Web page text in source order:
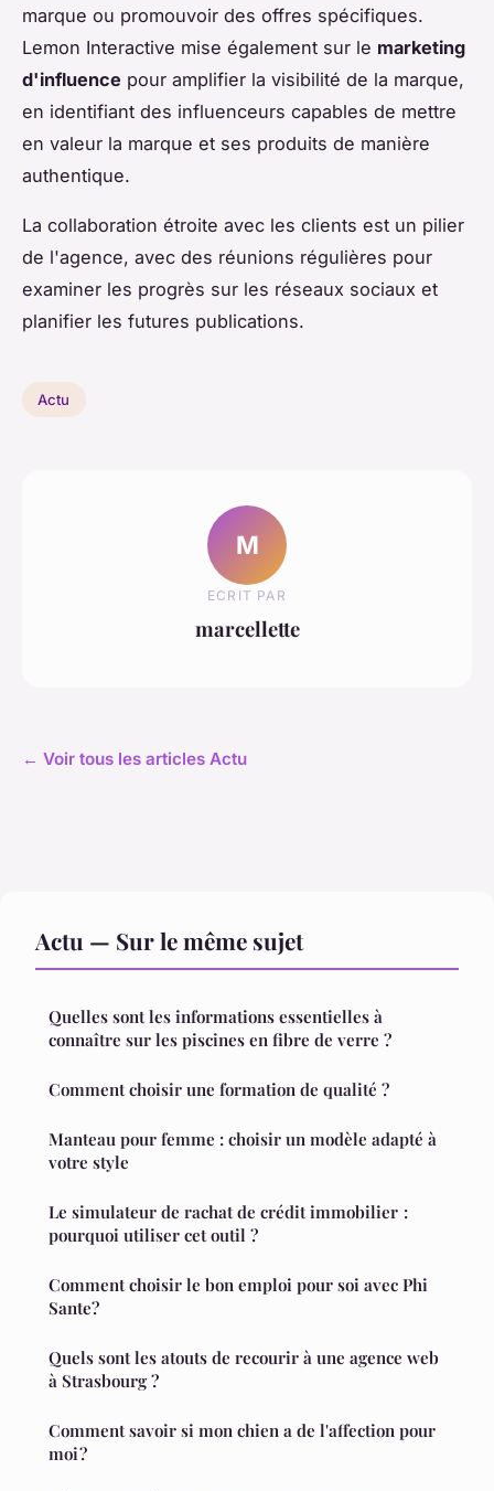
marque ou promouvoir des offres spécifiques.
Lemon Interactive mise également sur le marketing
d'influence pour amplifier la visibilité de la marque,
en identifiant des influenceurs capables de mettre
en valeur la marque et ses produits de manière
authentique.
La collaboration étroite avec les clients est un pilier
de l'agence, avec des réunions régulières pour
examiner les progrès sur les réseaux sociaux et
planifier les futures publications.
Actu
M
ECRIT PAR
marcellette
← Voir tous les articles Actu
Actu — Sur le même sujet
Quelles sont les informations essentielles à
connaître sur les piscines en fibre de verre ?
Comment choisir une formation de qualité ?
Manteau pour femme : choisir un modèle adapté à
votre style
Le simulateur de rachat de crédit immobilier :
pourquoi utiliser cet outil ?
Comment choisir le bon emploi pour soi avec Phi
Sante?
Quels sont les atouts de recourir à une agence web
à Strasbourg ?
Comment savoir si mon chien a de l'affection pour
moi ?